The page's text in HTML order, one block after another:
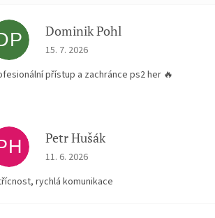
Dominik Pohl
The store rating is 5 out of 5 stars.
15. 7. 2026
přístup a zachránce ps2 her 🔥
Petr Hušák
The store rating is 5 out of 5 stars.
11. 6. 2026
rychlá komunikace